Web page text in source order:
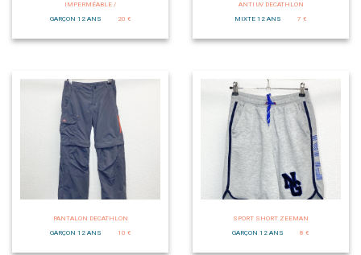
IMPERMÉABLE /
GARÇON 12 ANS
20 €
ANTI UV DECATHLON
MIXTE 12 ANS
7 €
PANTALON DECATHLON
GARÇON 12 ANS
10 €
SPORT SHORT ZEEMAN
GARÇON 12 ANS
8 €